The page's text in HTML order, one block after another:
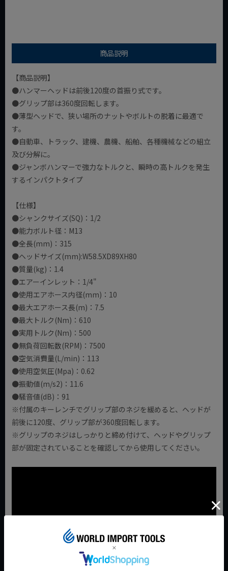
商品説明
【商品説明】
●ハンマーヘッドは前後120度の首振り式です。
●グリップ部は360度回転します。
●薄型ヘッドで、狭い場所のナットやボルトの脱着に最適で
す。
●自動車、トラック、建機、農機、船舶、各種機械などの組立
及び分解に。
●ジャンボハンマーで強力なトルクと、瞬時の高トルクを発生
するインパクトタイプ
【仕様】
●シャンクサイズ(SQ)：1/2
●能力ボルト径：M13
●全長(mm)：315
●ヘッドサイズ(mm):W58.5XD89XH80
●質量(kg)：1.4
●エアーインレット：1/4"
●使用エアホース内径(mm)：10
●最大エアホース長(m)：7.5
●最大トルク(Nm)：610
●実用トルク(Nm)：500
●無負荷回転数(RPM)：7500
●空気消費量(L/min)：113
●使用空気圧(Mpa)：0.62
●振動値(m/s2)：11.6
●騒音値(dB)：91
※付属のキーレンチでグリップ部のネジを緩めると、ヘッドが
前後に120度、グリップ部が360度回転します。
※グリップのネジはしっかりと締め付けて、ヘッドやグリップ
部が固定されていることを確認してから使用してください。